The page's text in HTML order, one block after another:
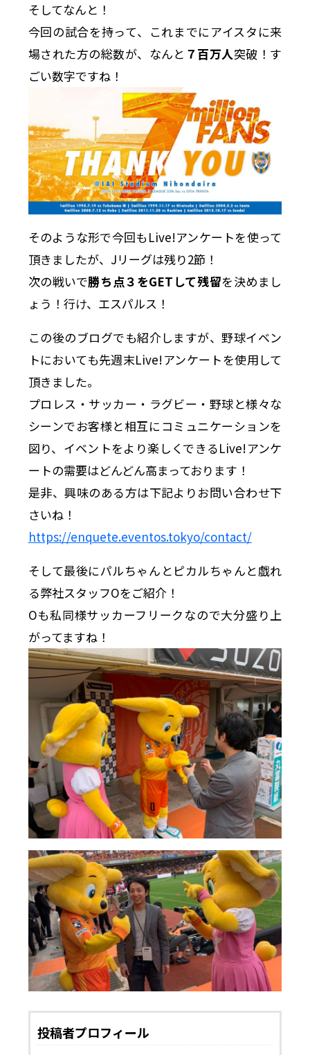
そしてなんと！
今回の試合を持って、これまでにアイスタに来
場された方の総数が、なんと ７百万人突破！す
ごい数字ですね！
そのような形で今回もLive!アンケートを使って
頂きましたが、Jリーグは残り2節！
次の戦いで勝ち点３をGETして残留を決めまし
ょう！行け、エスパルス！
この後のブログでも紹介しますが、野球イベン
トにおいても先週末Live!アンケートを使用して
頂きました。
プロレス・サッカー・ラグビー・野球と様々な
シーンでお客様と相互にコミュニケーションを
図り、イベントをより楽しくできるLive!アンケ
ートの需要はどんどん高まっております！
是非、興味のある方は下記よりお問い合わせ下
さいね！
https://enquete.eventos.tokyo/contact/
そして最後にパルちゃんとピカルちゃんと戯れ
る弊社スタッフOをご紹介！
Oも私同様サッカーフリークなので大分盛り上
がってますね！
投稿者プロフィール